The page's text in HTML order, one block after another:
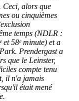
Ceci, alors que
ou cinquièmes
temps (NDLR :
58ᵉ minute) et a
Prendergast a
que le Leinster,
compte tenu
il n'a jamais
était mené